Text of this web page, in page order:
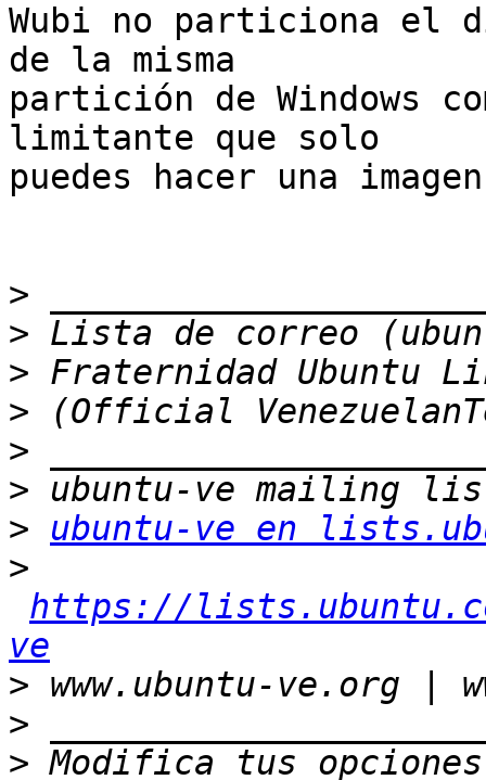
Wubi no particiona el
de la misma
partición de Windows
limitante que solo
puedes hacer una
>
>
>
>
>
>
>
ubuntu-ve en
>
https://
ve
>
>
> Modifica tus